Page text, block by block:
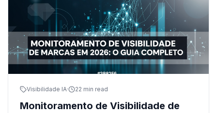
Visibilidade IA· 22 min read
Monitoramento de Visibilidade de